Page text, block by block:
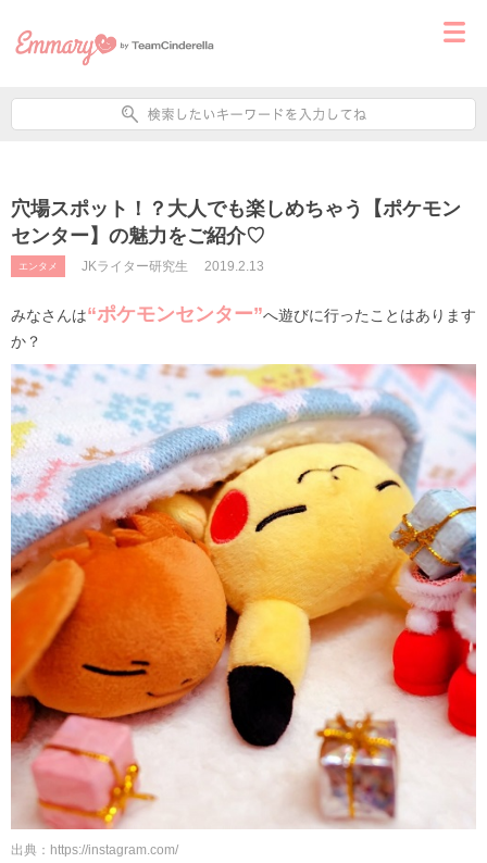
穴場スポット！？大人でも楽しめちゃう【ポケモン
センター】の魅力をご紹介♡
エンタメ JKライター研究生 2019.2.13
みなさんは“ポケモンセンター”へ遊びに行ったことはあります
か？
出典：https://instagram.com/